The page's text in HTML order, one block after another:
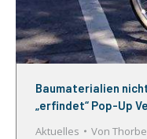
Baumaterialien
„erfindet“ Pop-Up
Aktuelles
Von